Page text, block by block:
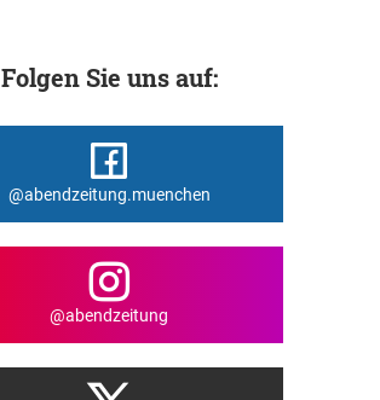
Folgen Sie uns auf:
@abendzeitung.muenchen
@abendzeitung